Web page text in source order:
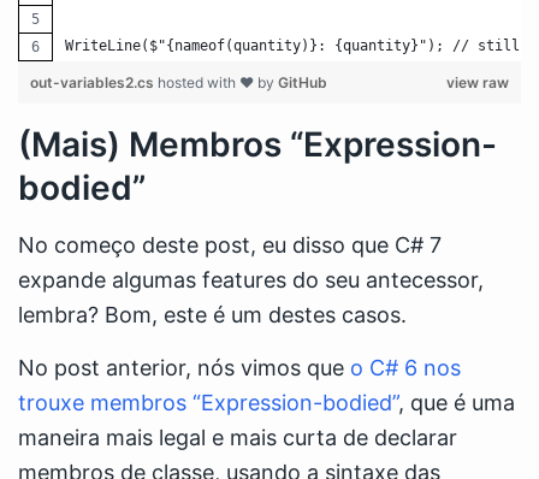
WriteLine($"{nameof(quantity)}: {quantity}"); // still
view raw
out-variables2.cs hosted with ❤ by GitHub
(Mais) Membros “Expression-
bodied”
No começo deste post, eu disso que C# 7
expande algumas features do seu antecessor,
lembra? Bom, este é um destes casos.
No post anterior, nós vimos que o C# 6 nos
trouxe membros “Expression-bodied”, que é uma
maneira mais legal e mais curta de declarar
membros de classe, usando a sintaxe das